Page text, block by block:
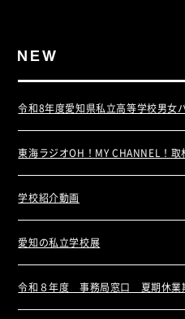
令和8年度愛知県私立高等学校男女
東海ラジオOH！MY CHANNEL！取
学校紹介動画
愛知の私立学校展
令和８年度 事務局窓口 夏期休業